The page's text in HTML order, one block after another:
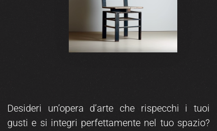
Desideri un’opera d’arte che rispecchi i tuoi
gusti e si integri perfettamente nel tuo spazio?